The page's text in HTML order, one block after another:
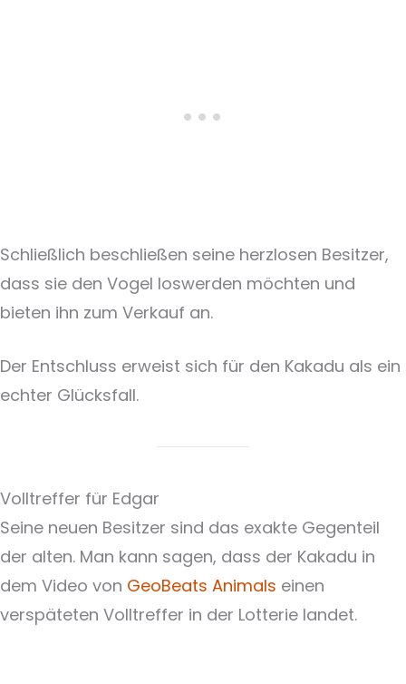
Schließlich beschließen seine herzlosen Besitzer,
dass sie den Vogel loswerden möchten und
bieten ihn zum Verkauf an.
Der Entschluss erweist sich für den Kakadu als ein
echter Glücksfall.
Volltreffer für Edgar
Seine neuen Besitzer sind das exakte Gegenteil
der alten. Man kann sagen, dass der Kakadu in
dem Video von GeoBeats Animals einen
verspäteten Volltreffer in der Lotterie landet.